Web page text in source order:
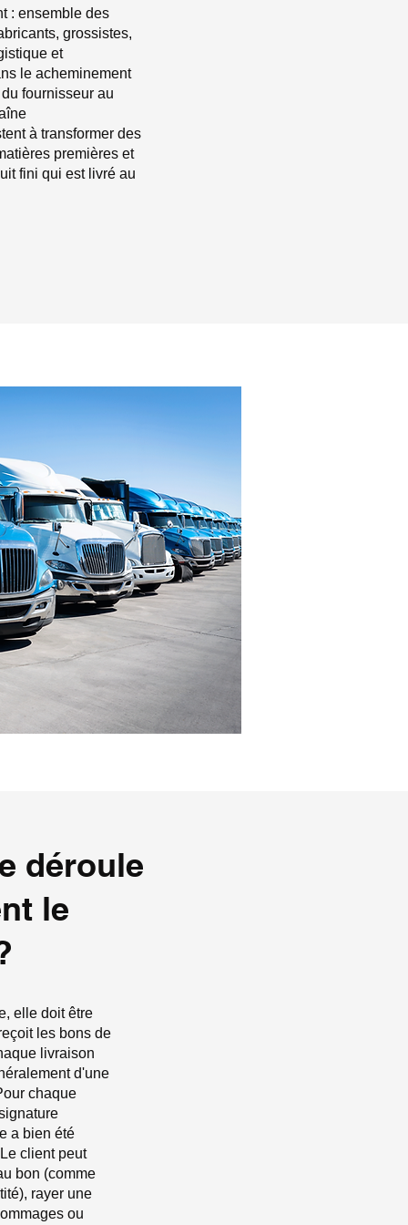
: ensemble des
grossistes,
et
le acheminement
fournisseur au
à transformer des
premières et
fini qui est livré au
déroule
le
elle doit être
les bons de
livraison
d'une
chaque
a bien été
client peut
bon (comme
rayer une
ou